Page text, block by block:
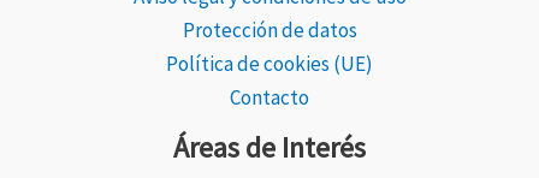
Protección de datos
Política de cookies (UE)
Contacto
Áreas de Interés